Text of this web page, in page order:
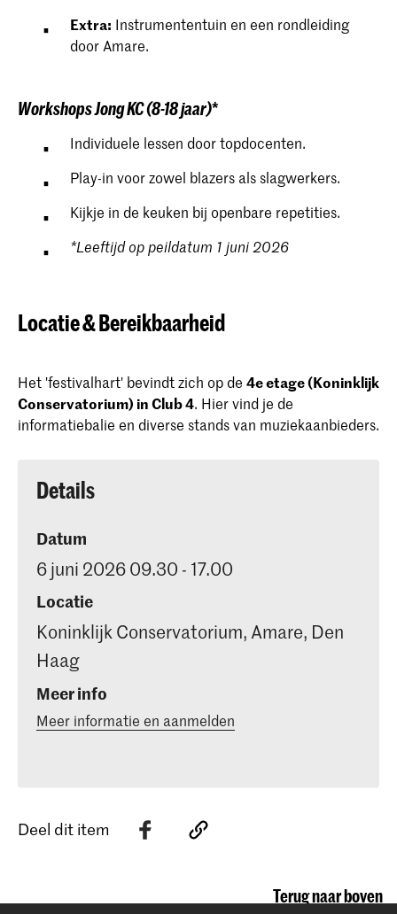
Extra: Instrumententuin en een rondleiding
door Amare.
Workshops Jong KC (8-18 jaar)*
Individuele lessen door topdocenten.
Play-in voor zowel blazers als slagwerkers.
Kijkje in de keuken bij openbare repetities.
*Leeftijd op peildatum 1 juni 2026
Locatie & Bereikbaarheid
Het 'festivalhart' bevindt zich op de 4e etage (Koninklijk
Conservatorium) in Club 4. Hier vind je de
informatiebalie en diverse stands van muziekaanbieders.
Details
Datum
6 juni 2026 09.30 - 17.00
Locatie
Koninklijk Conservatorium, Amare, Den
Haag
Meer info
Meer informatie en aanmelden
Deel dit item
Terug naar boven